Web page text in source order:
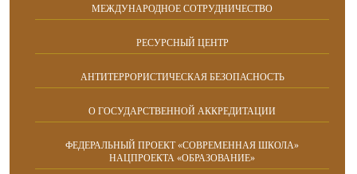
МЕЖДУНАРОДНОЕ СОТРУДНИЧЕСТВО
РЕСУРСНЫЙ ЦЕНТР
АНТИТЕРРОРИСТИЧЕСКАЯ БЕЗОПАСНОСТЬ
О ГОСУДАРСТВЕННОЙ АККРЕДИТАЦИИ
ФЕДЕРАЛЬНЫЙ ПРОЕКТ «СОВРЕМЕННАЯ ШКОЛА»
НАЦПРОЕКТА «ОБРАЗОВАНИЕ»